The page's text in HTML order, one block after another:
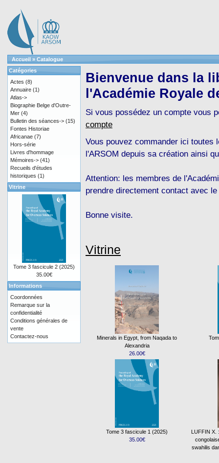
Accueil » Catalogue
Bienvenue dans la
l'Académie Royale
Si vous possédez un compte vous
compte
Vous pouvez commander ici toutes
l'ARSOM depuis sa création ainsi
Attention: les membres de
prendre directement contact avec
Bonne visite.
Vitrine
Minerals in Egypt, from Naqada to
Alexandria
26.00€
Tome 3 fascicule 1 (2025)
35.00€
LUFFIN X.
swahilis
Catégories
Actes (8)
Annuaire (1)
Atlas->
Biographie Belge d'Outre-
Mer (4)
Bulletin des séances-> (15)
Fontes Historiae
Africanae (7)
Hors-série
Livres d'hommage
Mémoires-> (41)
Recueils d'études
historiques (1)
Vitrine
Tome 3 fascicule 2 (2025)
35.00€
Informations
Coordonnées
Remarque sur la
confidentialité
Conditions générales de
vente
Contactez-nous